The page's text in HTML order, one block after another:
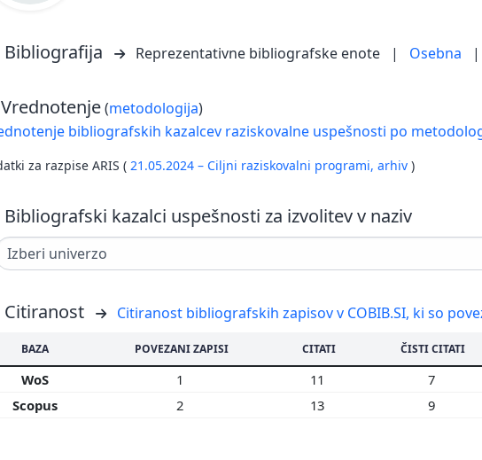
Bibliografija Reprezentativne bibliografske enote | Osebna |
Vrednotenje(metodologija)
bibliografskih kazalcev raziskovalne uspešnosti po
za razpise ARIS ( 21.05.2024 – Ciljni raziskovalni programi, arhiv )
Bibliografski kazalci uspešnosti za izvolitev v naziv
Citiranost Citiranost bibliografskih zapisov v COBIB.SI, ki so
BAZA POVEZANI ZAPISI CITATI ČISTI CITATI
WoS 1 11 7
Scopus
2 13 9